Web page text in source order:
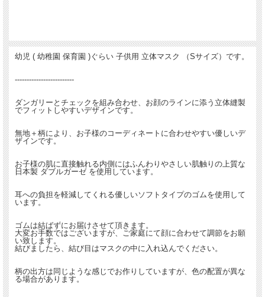
幼児 ( 幼稚園 保育園 )ぐらい 子供用 立体マスク （Sサイズ）です。
-------------------------
ダンガリーとチェックを組み合わせ、お顔のラインに添う立体縫製
でフィットしやすいデザインです。
無地＋柄により、お子様のコーディネートに合わせやすい優しいデ
ザインです。
お子様の肌に直接触れる内側にはふんわりやさしい肌触りの上質な
日本製 ダブルガーゼ を使用しています。
耳への負担を軽減してくれる優しいソフトタイプのゴムを使用して
います。
ゴムは結ばずにお届けさせて頂きます。
大変お手数ではございますが、ご家庭にて顔に合わせて調節をお願
い致します。
結びましたら、結び目はマスクの中に入れ込んでください。
柄の出方は同じような感じでお作りしていますが、色の配置が異な
る場合があります。